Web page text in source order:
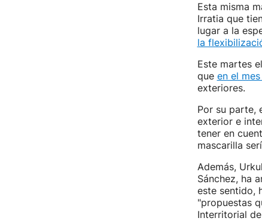
Esta misma
Irratia que
lugar a la
la
Este martes el
que en el
exteriores.
Por su parte,
exterior e
tener en
mascarilla
Además,
Sánchez, ha
este sentido,
"propuestas
Interritorial